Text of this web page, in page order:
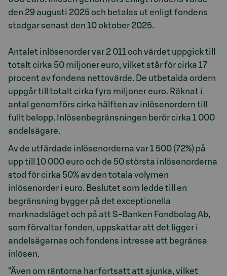
den 29 augusti 2025 och betalas ut enligt fondens
stadgar senast den 10 oktober 2025.
Antalet inlösenorder var 2 011 och värdet uppgick till
totalt cirka 50 miljoner euro, vilket står för cirka 17
procent av fondens nettovärde. De utbetalda ordern
uppgår till totalt cirka fyra miljoner euro. Räknat i
antal genomförs cirka hälften av inlösenordern till
fullt belopp. Inlösenbegränsningen berör cirka 1 000
andelsägare.
Av de utfärdade inlösenorderna var 1 500 (72%) på
upp till 10 000 euro och de 50 största inlösenorderna
stod för cirka 50% av den totala volymen
inlösenorder i euro. Beslutet som ledde till en
begränsning bygger på det exceptionella
marknadsläget och på att S-Banken Fondbolag Ab,
som förvaltar fonden, uppskattar att det ligger i
andelsägarnas och fondens intresse att begränsa
inlösen.
”Även om räntorna har fortsatt att sjunka, vilket